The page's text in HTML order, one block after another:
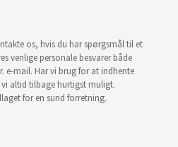
os, hvis du har spørgsmål til et
venlige personale besvarer både
e-mail. Har vi brug for at indhente
altid tilbage hurtigst muligt.
for en sund forretning.